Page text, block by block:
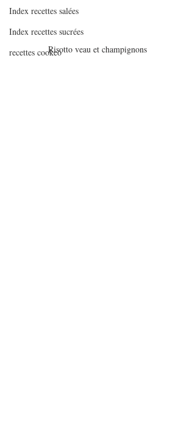
Index recettes salées
Index recettes sucrées
recettes cookeoRisotto veau et champignons